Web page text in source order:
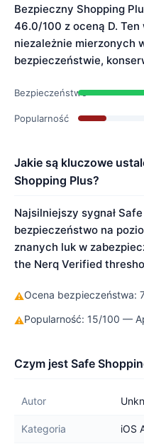
Bezpieczny Shopping
46.0/100 z oceną D.
niezależnie mierzonych
bezpieczeństwie,
Bezpieczeństwo
Popularność
Jakie są kluczowe
Shopping Plus?
Najsilniejszy sygnał
bezpieczeństwo na
znanych luk w
the Nerq Verified
⚠Ocena bezpieczeństwa:
⚠Popularność: 15/100 —
Czym jest Safe
Autor
Kategoria iOS